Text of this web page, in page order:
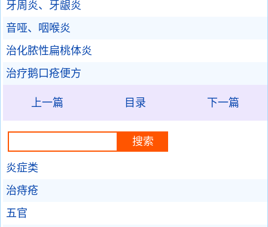
牙周炎、牙龈炎
音哑、咽喉炎
治化脓性扁桃体炎
治疗鹅口疮便方
上一篇 目录 下一篇
炎症类
治痔疮
五官